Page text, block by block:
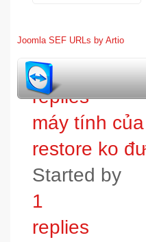
Joomla SEF URLs by Artio
1
replies
máy tính
restore ko
Started by
1
replies